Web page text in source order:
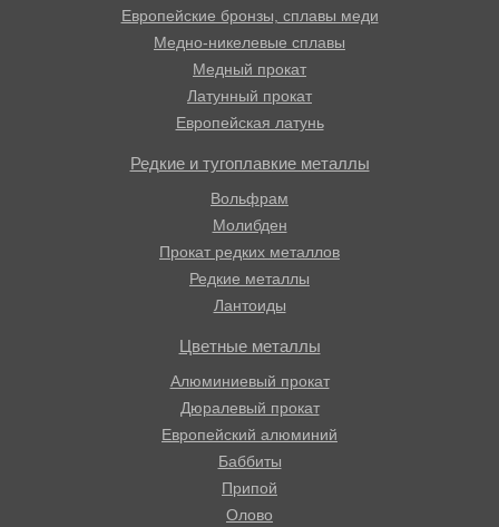
Европейские бронзы, сплавы меди
Медно-никелевые сплавы
Медный прокат
Латунный прокат
Европейская латунь
Редкие и тугоплавкие металлы
Вольфрам
Молибден
Прокат редких металлов
Редкие металлы
Лантоиды
Цветные металлы
Алюминиевый прокат
Дюралевый прокат
Европейский алюминий
Баббиты
Припой
Олово